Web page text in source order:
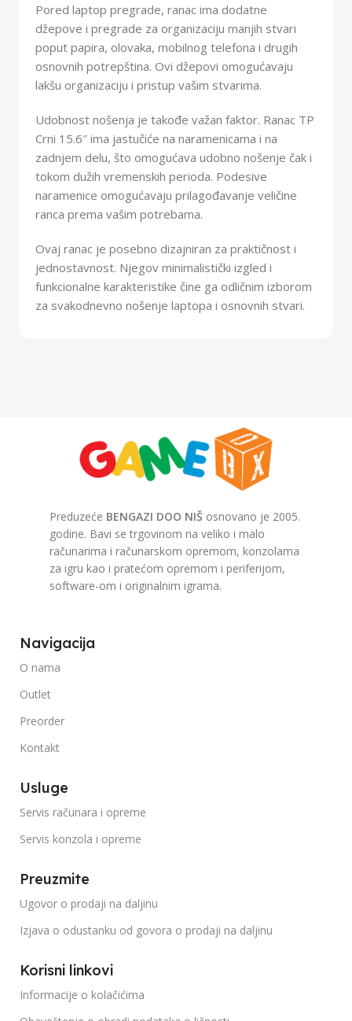
Pored laptop pregrade, ranac ima dodatne
džepove i pregrade za organizaciju manjih stvari
poput papira, olovaka, mobilnog telefona i drugih
osnovnih potrepština. Ovi džepovi omogućavaju
lakšu organizaciju i pristup vašim stvarima.
Udobnost nošenja je takođe važan faktor. Ranac TP
Crni 15.6″ ima jastučiće na naramenicama i na
zadnjem delu, što omogućava udobno nošenje čak i
tokom dužih vremenskih perioda. Podesive
naramenice omogućavaju prilagođavanje veličine
ranca prema vašim potrebama.
Ovaj ranac je posebno dizajniran za praktičnost i
jednostavnost. Njegov minimalistički izgled i
funkcionalne karakteristike čine ga odličnim izborom
za svakodnevno nošenje laptopa i osnovnih stvari.
Preduzeće BENGAZI DOO NIŠ osnovano je 2005.
godine. Bavi se trgovinom na veliko i malo
računarima i računarskom opremom, konzolama
za igru kao i pratećom opremom i periferijom,
software-om i originalnim igrama.
Navigacija
O nama
Outlet
Preorder
Kontakt
Usluge
Servis računara i opreme
Servis konzola i opreme
Preuzmite
Ugovor o prodaji na daljinu
Izjava o odustanku od govora o prodaji na daljinu
Korisni linkovi
Informacije o kolačićima